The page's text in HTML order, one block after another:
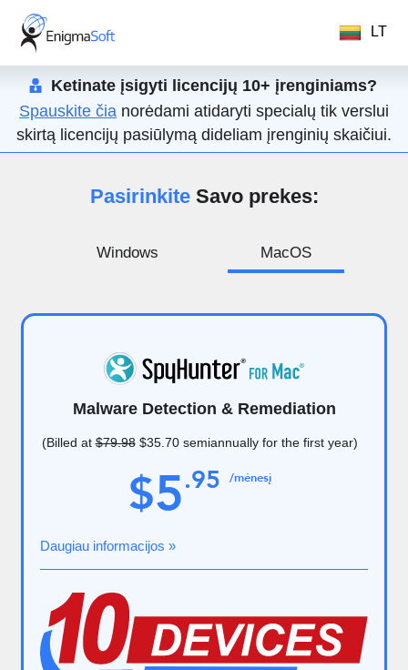
LT
Ketinate įsigyti licencijų 10+ įrenginiams?
Spauskite čia norėdami atidaryti specialų tik verslui
skirtą licencijų pasiūlymą dideliam įrenginių skaičiui.
PasirinkiteSavo prekes:
Windows MacOS
Malware Detection & Remediation
Daugiau informacijos »
$5.95 /mėnesį
(Billed at$79.98 $35.70semiannually for the first year)